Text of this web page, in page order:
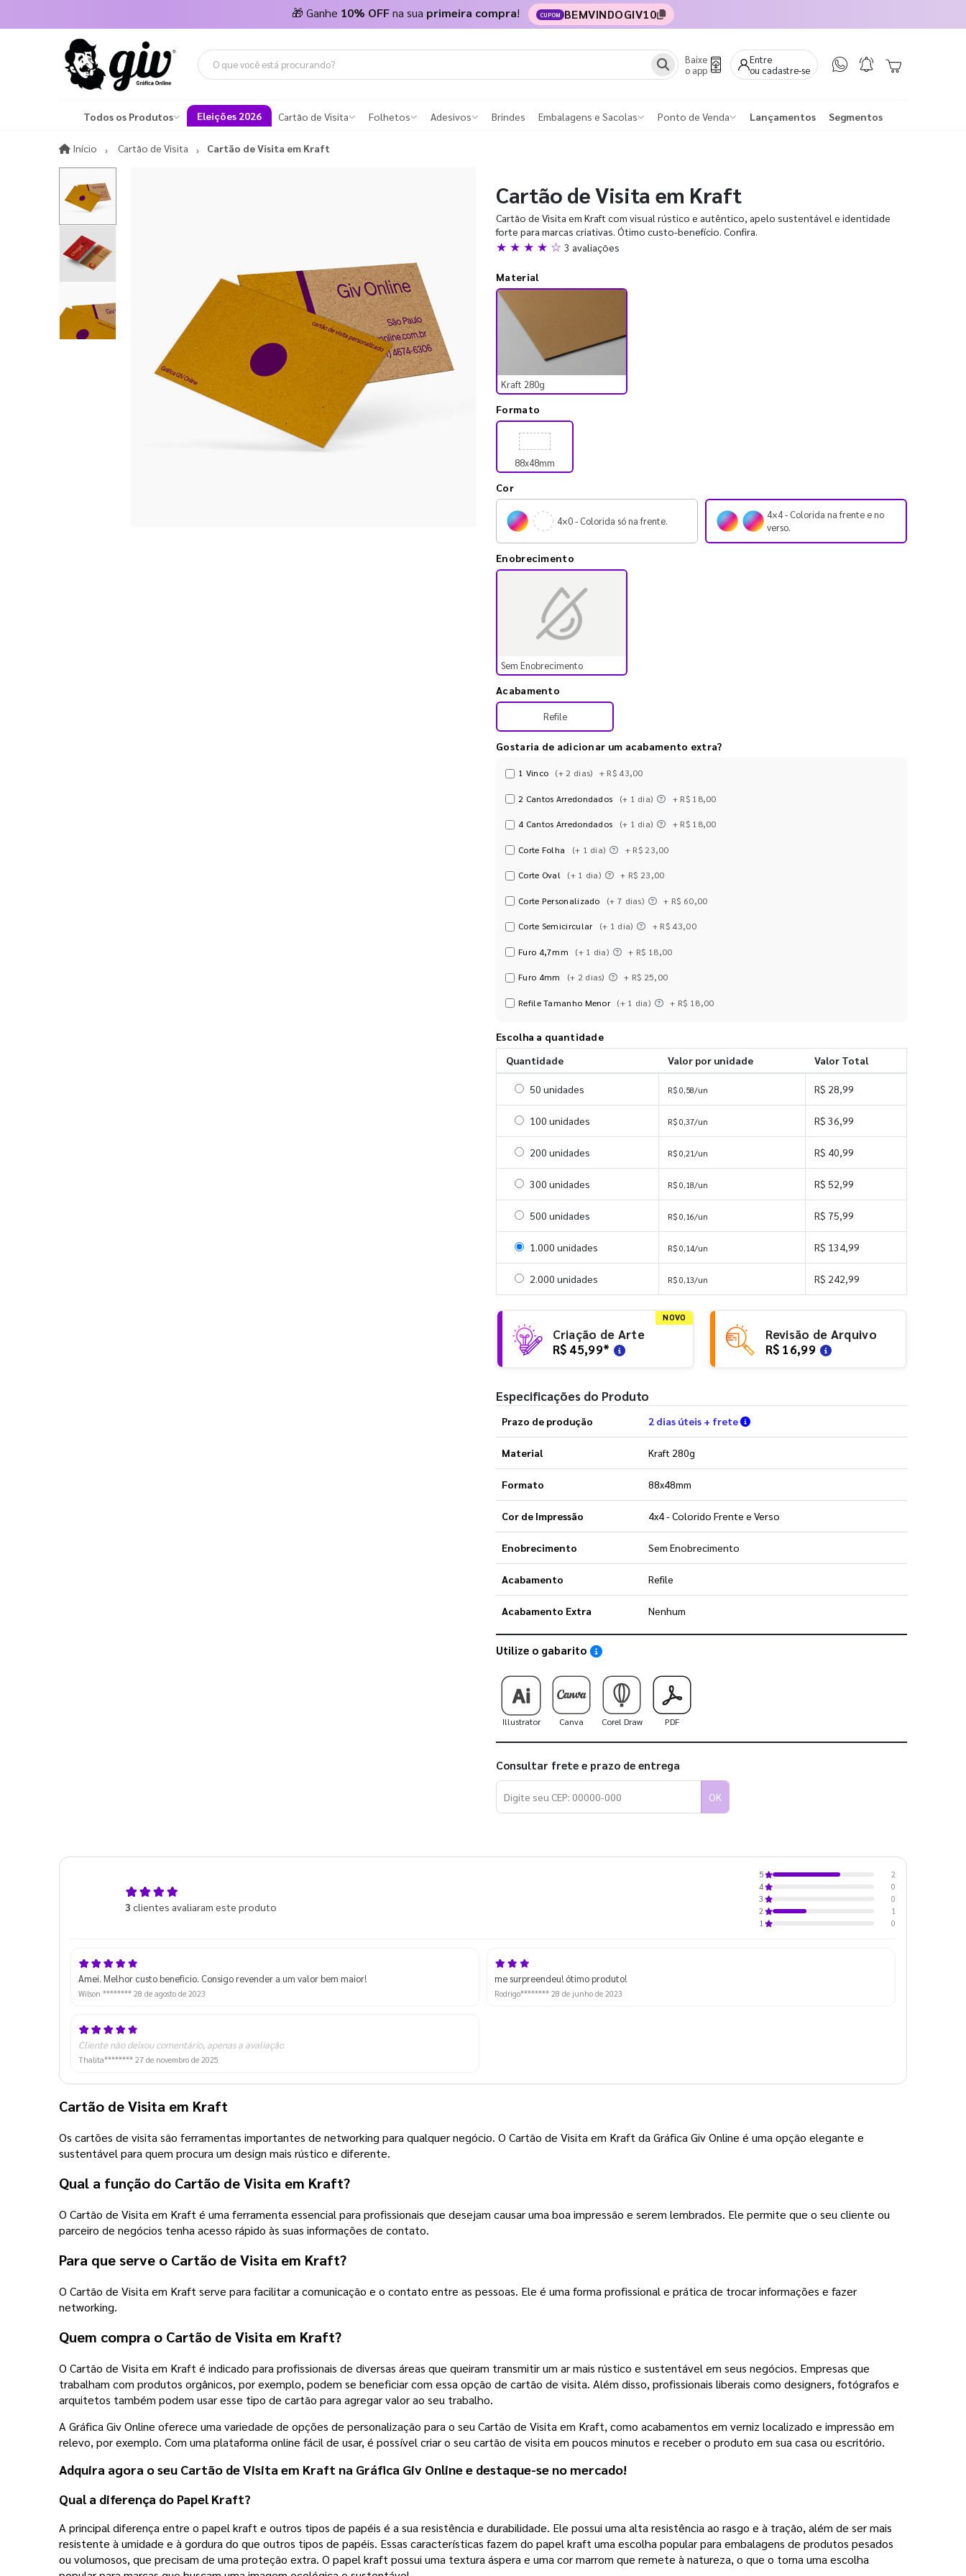
🎁 Ganhe 10% OFFna sua primeira compra! CUPOM BEMVINDOGIV10
Baixe
o app
Entre
ou cadastre-se
Todos os Produtos Eleições 2026 Cartão de Visita Folhetos Adesivos Brindes Embalagens e Sacolas Ponto de Venda Lançamentos Segmentos
Início InícioCartão de Visita Cartão de Visita em Kraft
Cartão de Visita em Kraft
Cartão de Visita em Kraft com visual rústico e autêntico, apelo sustentável e identidade
forte para marcas criativas. Ótimo custo-benefício. Confira.
★ ★ ★ ★ ☆ 3 avaliações
Material
Kraft 280g
Formato
88x48mm
Cor
4×0 - Colorida só na frente.
4×4 - Colorida na frente e no
verso.
Enobrecimento
Sem Enobrecimento
Acabamento
Refile
Gostaria de adicionar um acabamento extra?
1 Vinco (+ 2 dias) + R$ 43,00
2 Cantos Arredondados (+ 1 dia) + R$ 18,00
4 Cantos Arredondados (+ 1 dia) + R$ 18,00
Corte Folha (+ 1 dia) + R$ 23,00
Corte Oval (+ 1 dia) + R$ 23,00
Corte Personalizado (+ 7 dias) + R$ 60,00
Corte Semicircular (+ 1 dia) + R$ 43,00
Furo 4,7mm (+ 1 dia) + R$ 18,00
Furo 4mm (+ 2 dias) + R$ 25,00
Refile Tamanho Menor (+ 1 dia) + R$ 18,00
Escolha a quantidade
Quantidade
Valor por unidade Valor Total
Selecionar 50 unidades
50 unidades R$ 0,58/un R$ 28,99
Selecionar 100 unidades
100 unidades R$ 0,37/un R$ 36,99
Selecionar 200 unidades
200 unidades R$ 0,21/un R$ 40,99
Selecionar 300 unidades
300 unidades R$ 0,18/un R$ 52,99
Selecionar 500 unidades
500 unidades R$ 0,16/un R$ 75,99
Selecionar 1000 unidades
1.000 unidades R$ 0,14/un R$ 134,99
Selecionar 2000 unidades
2.000 unidades R$ 0,13/un R$ 242,99
NOVO
Criação de Arte
R$ 45,99*
Revisão de Arquivo
R$ 16,99
Especificações do Produto
Prazo de produção 2 dias úteis + frete Verifique as condições de entrega
Material Kraft 280g
Formato 88x48mm
Cor de Impressão 4x4 - Colorido Frente e Verso
Enobrecimento Sem Enobrecimento
Acabamento Refile
Acabamento Extra Nenhum
Utilize o gabarito Saiba como utilizar os nossos gabaritos
Illustrator Canva Corel Draw PDF
Consultar frete e prazo de entrega
OK
3 clientes avaliaram este produto
5
2
4
0
3
0
2
1
1
0
Amei. Melhor custo beneficio. Consigo revender a um valor bem maior!
Wilson ******** 28 de agosto de 2023
me surpreendeu! ótimo produto!
Rodrigo******** 28 de junho de 2023
Cliente não deixou comentário, apenas a avaliação
Thalita******** 27 de novembro de 2025
Cartão de Visita em Kraft
Os cartões de visita são ferramentas importantes de networking para qualquer negócio. O Cartão de Visita em Kraft da Gráfica Giv Online é uma opção elegante e
sustentável para quem procura um design mais rústico e diferente.
Qual a função do Cartão de Visita em Kraft?
O Cartão de Visita em Kraft é uma ferramenta essencial para profissionais que desejam causar uma boa impressão e serem lembrados. Ele permite que o seu cliente ou
parceiro de negócios tenha acesso rápido às suas informações de contato.
Para que serve o Cartão de Visita em Kraft?
O Cartão de Visita em Kraft serve para facilitar a comunicação e o contato entre as pessoas. Ele é uma forma profissional e prática de trocar informações e fazer
networking.
Quem compra o Cartão de Visita em Kraft?
O Cartão de Visita em Kraft é indicado para profissionais de diversas áreas que queiram transmitir um ar mais rústico e sustentável em seus negócios. Empresas que
trabalham com produtos orgânicos, por exemplo, podem se beneficiar com essa opção de cartão de visita. Além disso, profissionais liberais como designers, fotógrafos e
arquitetos também podem usar esse tipo de cartão para agregar valor ao seu trabalho.
A Gráfica Giv Online oferece uma variedade de opções de personalização para o seu Cartão de Visita em Kraft, como acabamentos em verniz localizado e impressão em
relevo, por exemplo. Com uma plataforma online fácil de usar, é possível criar o seu cartão de visita em poucos minutos e receber o produto em sua casa ou escritório.
Adquira agora o seu Cartão de Visita em Kraft na Gráfica Giv Online e destaque-se no mercado!
Qual a diferença do Papel Kraft?
A principal diferença entre o papel kraft e outros tipos de papéis é a sua resistência e durabilidade. Ele possui uma alta resistência ao rasgo e à tração, além de ser mais
resistente à umidade e à gordura do que outros tipos de papéis. Essas características fazem do papel kraft uma escolha popular para embalagens de produtos pesados
ou volumosos, que precisam de uma proteção extra. O papel kraft possui uma textura áspera e uma cor marrom que remete à natureza, o que o torna uma escolha